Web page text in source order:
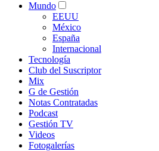
Mundo
EEUU
México
España
Internacional
Tecnología
Club del Suscriptor
Mix
G de Gestión
Notas Contratadas
Podcast
Gestión TV
Videos
Fotogalerías